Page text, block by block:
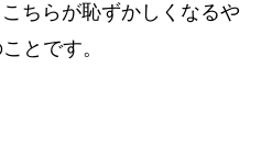
ちらが恥ずかしくなるや
とです。